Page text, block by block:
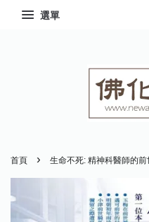
選單
首頁 › 生命不死: 精神科醫師的